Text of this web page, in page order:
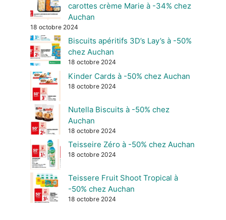
carottes crème Marie à -34% chez
Auchan
18 octobre 2024
Biscuits apéritifs 3D’s Lay’s à -50%
chez Auchan
18 octobre 2024
Kinder Cards à -50% chez Auchan
18 octobre 2024
Nutella Biscuits à -50% chez
Auchan
18 octobre 2024
Teisseire Zéro à -50% chez Auchan
18 octobre 2024
Teissere Fruit Shoot Tropical à
-50% chez Auchan
18 octobre 2024